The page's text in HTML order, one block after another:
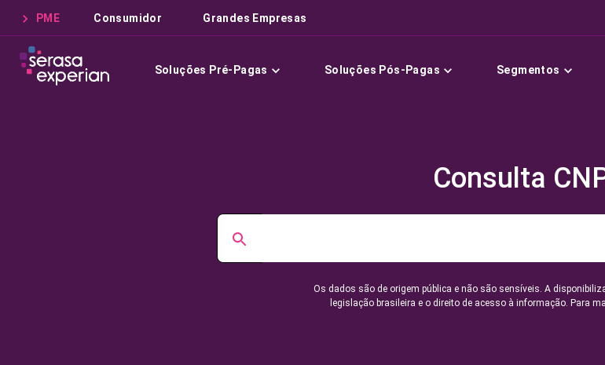
PME Consumidor Grandes Empresas
Soluções Pré-Pagas Soluções Pós-Pagas Segmentos
Consulta
Os dados são de origem pública e não são sensíveis. A
legislação brasileira e o direito de acesso à informação. Para